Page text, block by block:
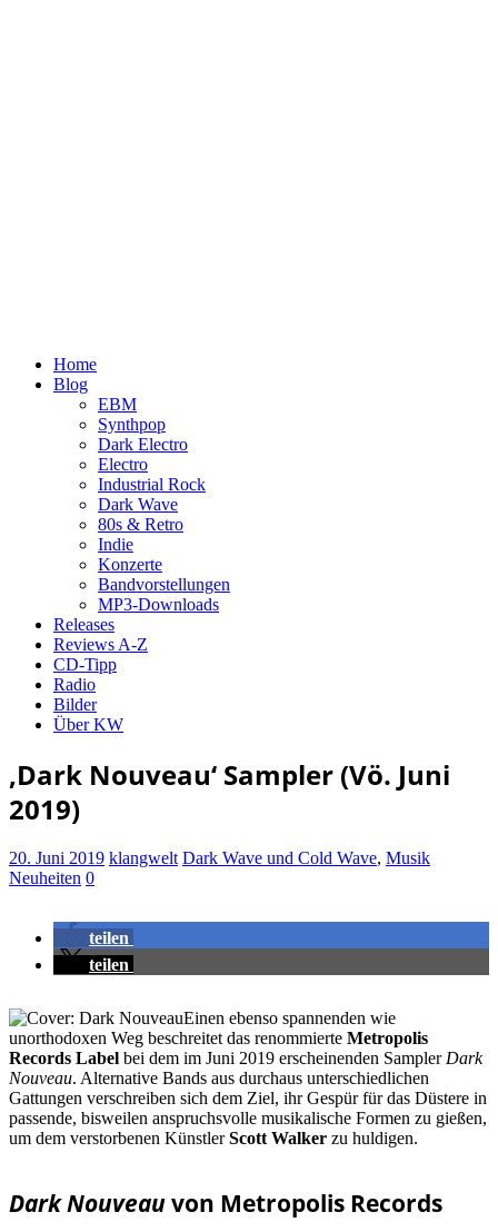
Home
Blog
EBM
Synthpop
Dark Electro
Electro
Industrial Rock
Dark Wave
80s & Retro
Indie
Konzerte
Bandvorstellungen
MP3-Downloads
Releases
Reviews A-Z
CD-Tipp
Radio
Bilder
Über KW
‚Dark Nouveau‘ Sampler (Vö. Juni
2019)
20. Juni 2019 klangwelt Dark Wave und Cold Wave, Musik
Neuheiten 0
teilen
teilen
Einen ebenso spannenden wie
unorthodoxen Weg beschreitet das renommierte Metropolis
Records Label bei dem im Juni 2019 erscheinenden Sampler Dark
Nouveau. Alternative Bands aus durchaus unterschiedlichen
Gattungen verschreiben sich dem Ziel, ihr Gespür für das Düstere in
passende, bisweilen anspruchsvolle musikalische Formen zu gießen,
um dem verstorbenen KünstlerScott Walker zu huldigen.
Dark Nouveauvon Metropolis Records